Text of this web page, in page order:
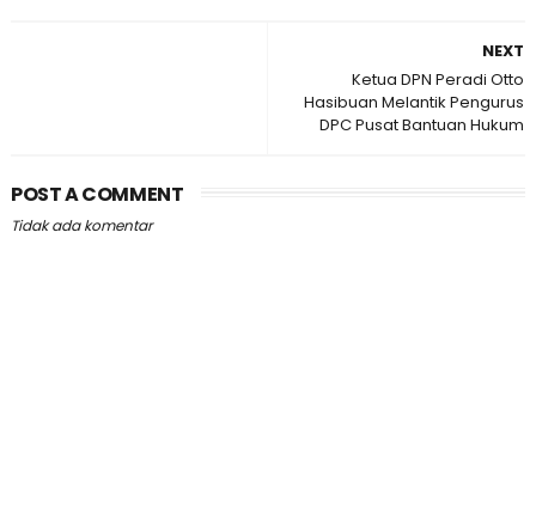
NEXT
Ketua DPN Peradi Otto
Hasibuan Melantik Pengurus
DPC Pusat Bantuan Hukum
POST A COMMENT
Tidak ada komentar